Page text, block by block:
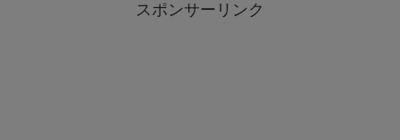
スポンサーリンク